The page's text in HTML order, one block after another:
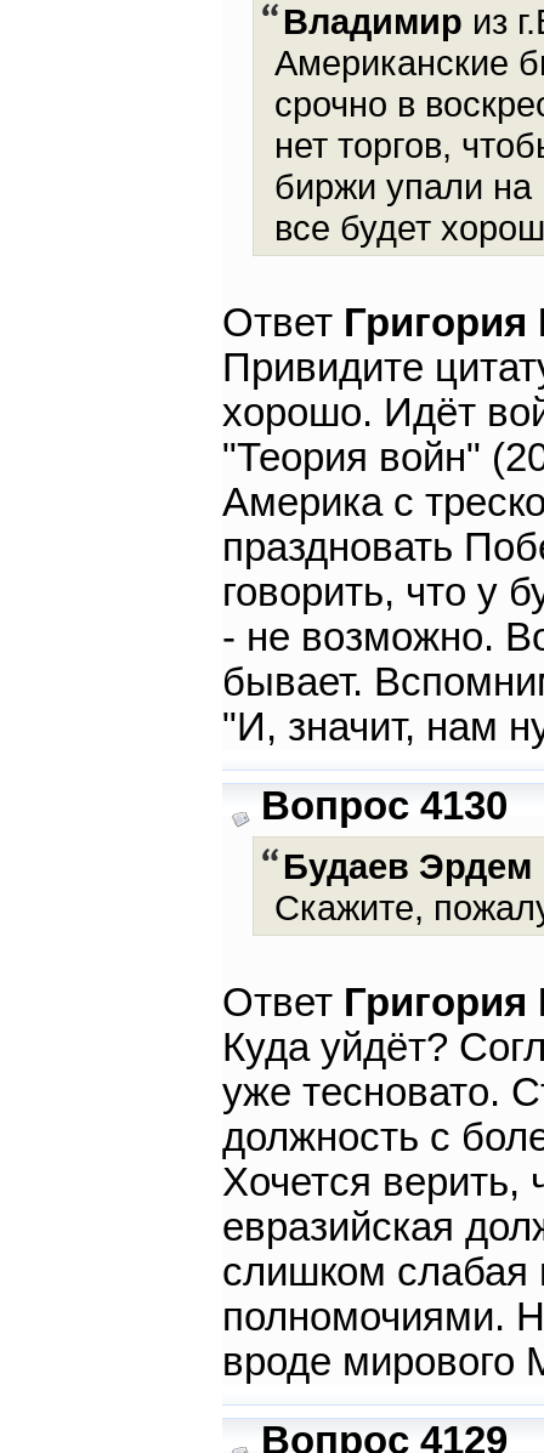
Владимир из
Американские
срочно в
нет торгов,
биржи упали
все будет
Ответ
Привидите
хорошо. Идёт
"Теория войн"
Америка с
праздновать
говорить, что у
- не возможно.
бывает.
"И, значит, нам
Вопрос 4130
Будаев Эрдем
Скажите,
Ответ
Куда уйдёт?
уже тесновато.
должность с
Хочется верить,
евразийская
слишком слабая
полномочиями.
вроде мирового
Вопрос 4129